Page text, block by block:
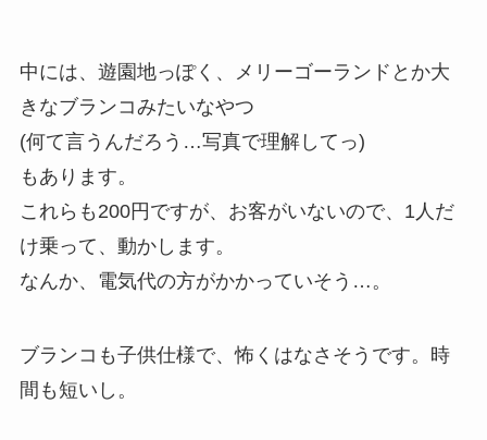
中には、遊園地っぽく、メリーゴーランドとか大
きなブランコみたいなやつ
(何て言うんだろう…写真で理解してっ)
もあります。
これらも200円ですが、お客がいないので、1人だ
け乗って、動かします。
なんか、電気代の方がかかっていそう…。
ブランコも子供仕様で、怖くはなさそうです。時
間も短いし。